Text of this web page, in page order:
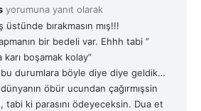
k
yorumuna yanıt olarak
üstünde bırakmasın mış!!!
bir bedeli var. Ehhh tabi ”
karı boşamak kolay”
durumlara böyle diye diye geldik…
dünyanın öbür ucundan çağırmışsin
tabi ki parasını ödeyeceksin. Dua et